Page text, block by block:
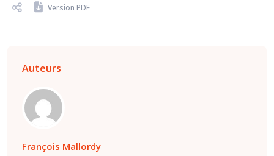
Version PDF
Auteurs
François Mallordy